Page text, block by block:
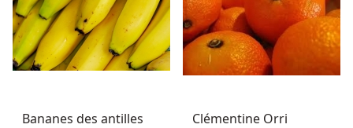
Bananes des antilles
Clémentine Orri